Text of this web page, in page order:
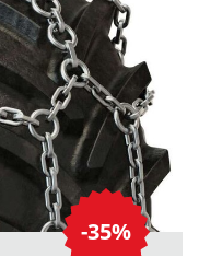
-35%